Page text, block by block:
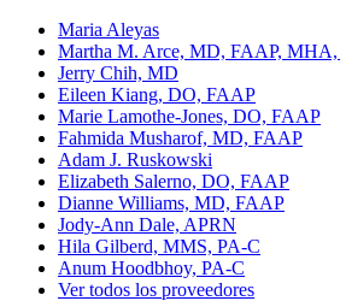
Maria Aleyas
Martha M. Arce, MD, FAAP,
Jerry Chih, MD
Eileen Kiang, DO, FAAP
Marie Lamothe-Jones, DO, FAAP
Fahmida Musharof, MD, FAAP
Adam J. Ruskowski
Elizabeth Salerno, DO, FAAP
Dianne Williams, MD, FAAP
Jody-Ann Dale, APRN
Hila Gilberd, MMS, PA-C
Anum Hoodbhoy, PA-C
Ver todos los proveedores